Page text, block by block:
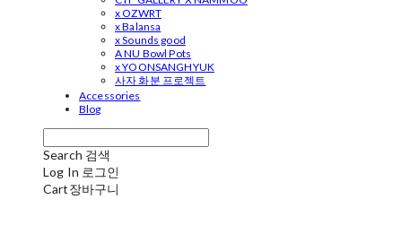
x OZWRT
x Balansa
x Sounds good
A NU Bowl Pots
x YOONSANGHYUK
사자 화분 프로젝트
Accessories
Blog
Search 검색
Log In 로그인
Cart장바구니